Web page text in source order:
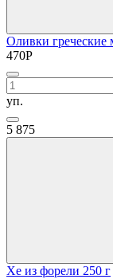
Оливки греческие
470Р
уп.
5 875
Хе из форели 250 г